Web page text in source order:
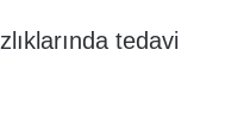
tedavi